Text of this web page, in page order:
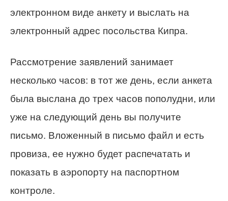
электронном виде анкету и выслать на
электронный адрес посольства Кипра.
Рассмотрение заявлений занимает
несколько часов: в тот же день, если анкета
была выслана до трех часов пополудни, или
уже на следующий день вы получите
письмо. Вложенный в письмо файл и есть
провиза, ее нужно будет распечатать и
показать в аэропорту на паспортном
контроле.